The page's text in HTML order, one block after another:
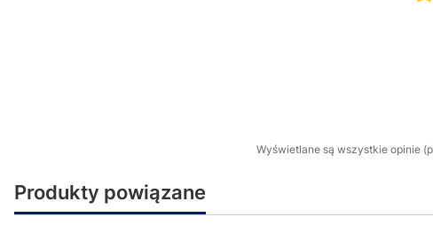
Wyświetlane są wszystkie opinie
Produkty powiązane